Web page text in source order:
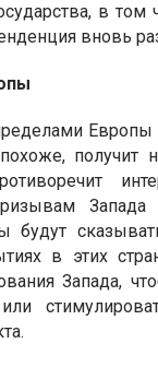
в
вновь
будут
в этих
Запада,
или